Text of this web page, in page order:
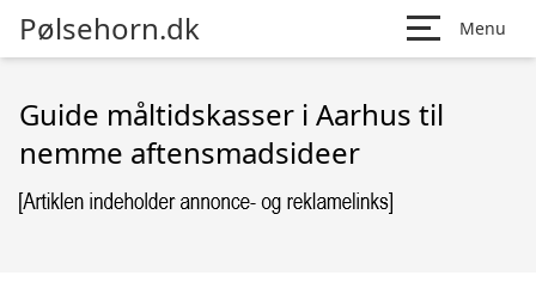
Pølsehorn.dk Menu
Guide måltidskasser i Aarhus til
nemme aftensmadsideer